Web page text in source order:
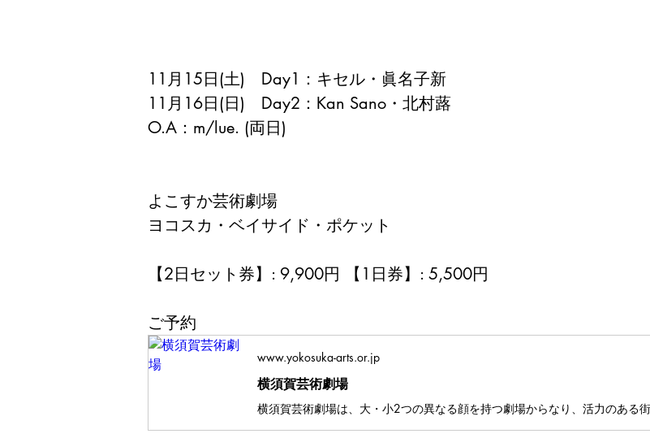
11月15日(土)　Day1：キセル・眞名子新
11月16日(日)　Day2：Kan Sano・北村蕗
O.A：m/lue. (両日)
よこすか芸術劇場
ヨコスカ・ベイサイド・ポケット
【2日セット券】: 9,900円 【1日券】: 5,500円
ご予約
www.yokosuka-arts.or.jp
横須賀芸術劇場